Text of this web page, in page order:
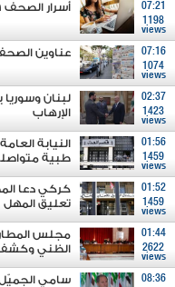
07:21
1198
views
أسرار الصحف 6 آب 2026
07:16
1074
views
عناوين الصحف 6 آب
02:37
1423
views
لبنان
الإرهاب
01:56
1459
views
النيابة
طبية
01:52
1459
views
كركي دعا
تعليق المهل
01:44
2622
views
مجلس
الظني وكشف
08:36
سامي